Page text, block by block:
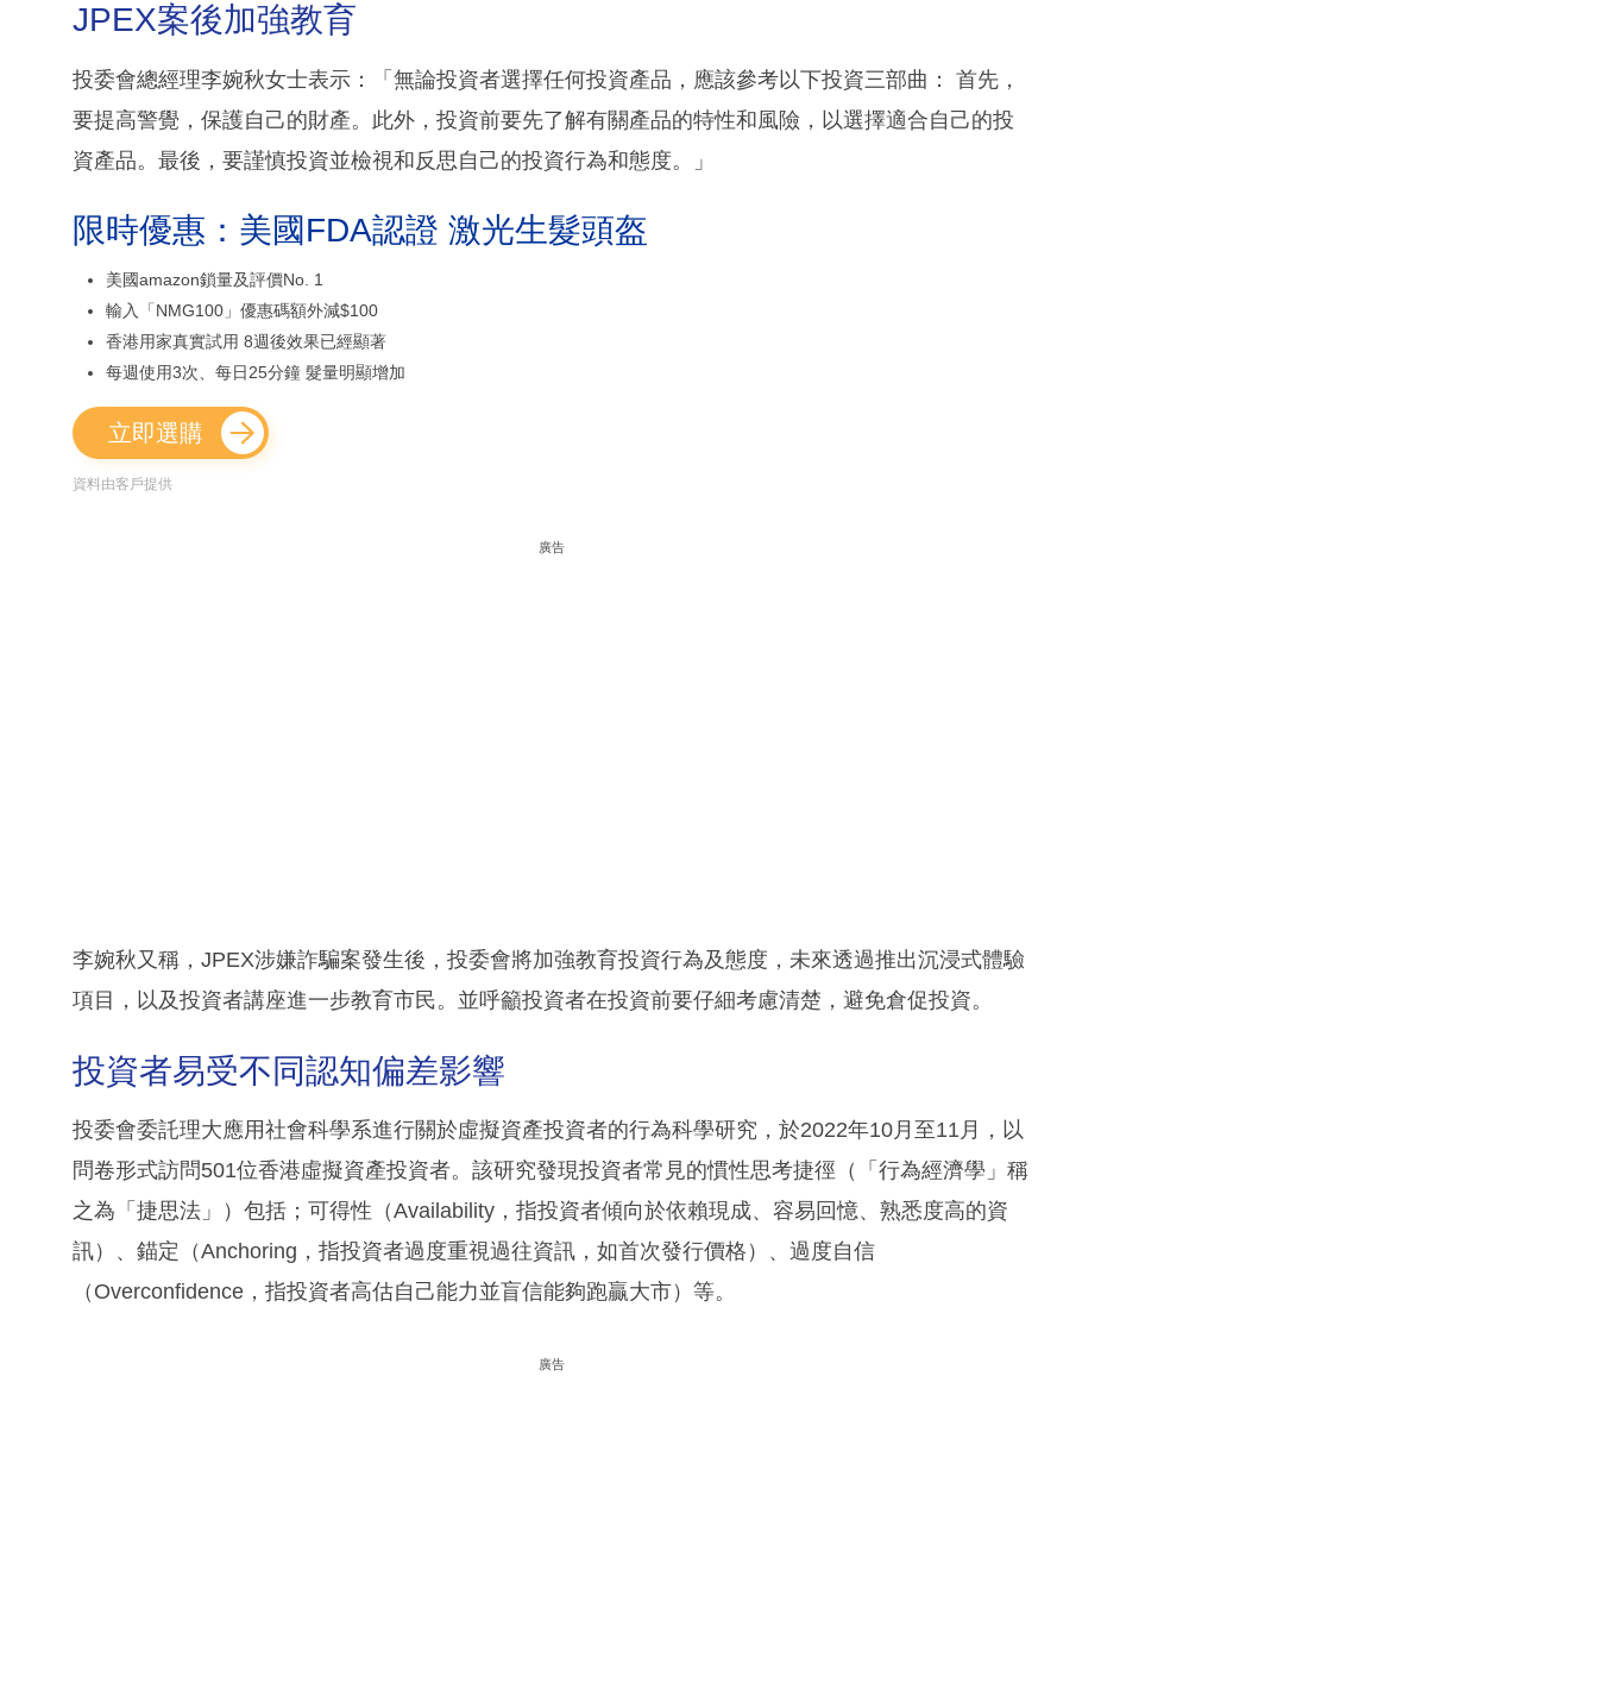
JPEX案後加強教育
投委會總經理李婉秋女士表示：「無論投資者選擇任何投資產品，應該參考以下投資三部曲： 首先，
要提高警覺，保護自己的財產。此外，投資前要先了解有關產品的特性和風險，以選擇適合自己的投
資產品。最後，要謹慎投資並檢視和反思自己的投資行為和態度。」
限時優惠：美國FDA認證 激光生髮頭盔
美國amazon鎖量及評價No. 1
輸入「NMG100」優惠碼額外減$100
香港用家真實試用 8週後效果已經顯著
每週使用3次、每日25分鐘 髮量明顯增加
立即選購
資料由客戶提供
廣告
李婉秋又稱，JPEX涉嫌詐騙案發生後，投委會將加強教育投資行為及態度，未來透過推出沉浸式體驗
項目，以及投資者講座進一步教育市民。並呼籲投資者在投資前要仔細考慮清楚，避免倉促投資。
投資者易受不同認知偏差影響
投委會委託理大應用社會科學系進行關於虛擬資產投資者的行為科學研究，於2022年10月至11月，以
問卷形式訪問501位香港虛擬資產投資者。該研究發現投資者常見的慣性思考捷徑（「行為經濟學」稱
之為「捷思法」）包括；可得性（Availability，指投資者傾向於依賴現成、容易回憶、熟悉度高的資
訊）、錨定（Anchoring，指投資者過度重視過往資訊，如首次發行價格）、過度自信
（Overconfidence，指投資者高估自己能力並盲信能夠跑贏大市）等。
廣告